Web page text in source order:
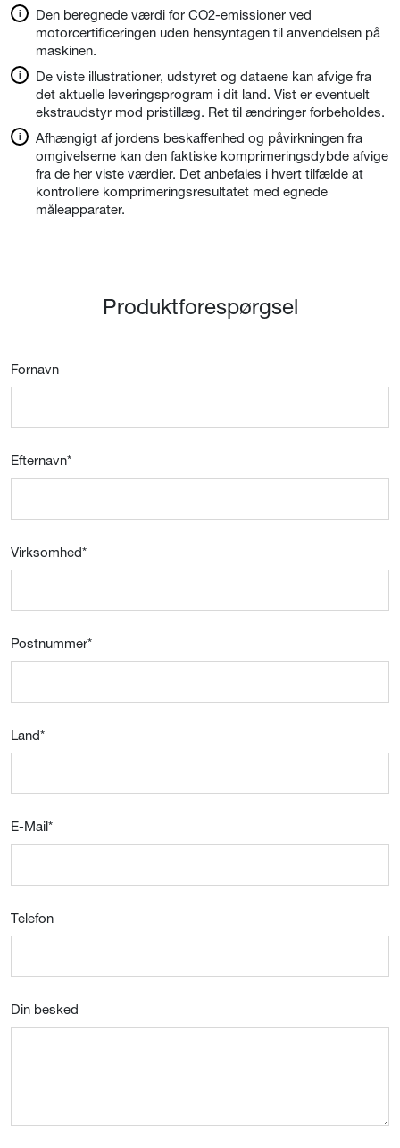
Den beregnede værdi for CO2-emissioner ved
motorcertificeringen uden hensyntagen til anvendelsen på
maskinen.
De viste illustrationer, udstyret og dataene kan afvige fra
det aktuelle leveringsprogram i dit land. Vist er eventuelt
ekstraudstyr mod pristillæg. Ret til ændringer forbeholdes.
Afhængigt af jordens beskaffenhed og påvirkningen fra
omgivelserne kan den faktiske komprimeringsdybde afvige
fra de her viste værdier. Det anbefales i hvert tilfælde at
kontrollere komprimeringsresultatet med egnede
måleapparater.
Produktforespørgsel
Fornavn
Efternavn*
Virksomhed*
Postnummer*
Land*
E-Mail*
Telefon
Din besked